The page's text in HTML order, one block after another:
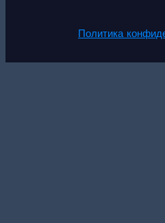
Политика